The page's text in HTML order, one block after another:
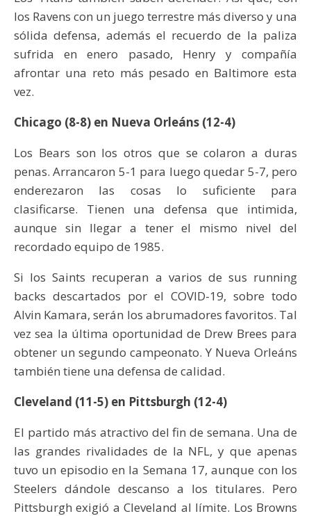
los Ravens con un juego terrestre más diverso y una
sólida defensa, además el recuerdo de la paliza
sufrida en enero pasado, Henry y compañía
afrontar una reto más pesado en Baltimore esta
vez.
Chicago (8-8) en Nueva Orleáns (12-4)
Los Bears son los otros que se colaron a duras
penas. Arrancaron 5-1 para luego quedar 5-7, pero
enderezaron las cosas lo suficiente para
clasificarse. Tienen una defensa que intimida,
aunque sin llegar a tener el mismo nivel del
recordado equipo de 1985.
Si los Saints recuperan a varios de sus running
backs descartados por el COVID-19, sobre todo
Alvin Kamara, serán los abrumadores favoritos. Tal
vez sea la última oportunidad de Drew Brees para
obtener un segundo campeonato. Y Nueva Orleáns
también tiene una defensa de calidad.
Cleveland (11-5) en Pittsburgh (12-4)
El partido más atractivo del fin de semana. Una de
las grandes rivalidades de la NFL, y que apenas
tuvo un episodio en la Semana 17, aunque con los
Steelers dándole descanso a los titulares. Pero
Pittsburgh exigió a Cleveland al límite. Los Browns